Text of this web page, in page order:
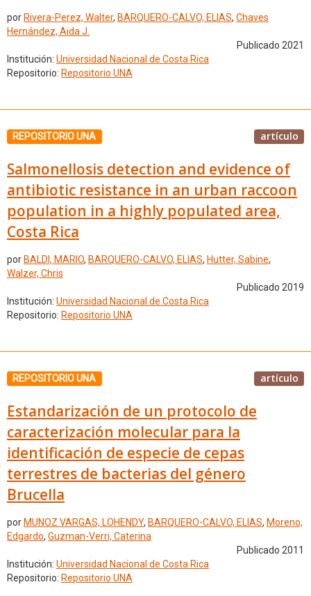
por Rivera-Perez, Walter, BARQUERO-CALVO, ELIAS, Chaves
Hernández, Aida J.
Publicado 2021
Institución: Universidad Nacional de Costa Rica
Repositorio: Repositorio UNA
REPOSITORIO UNA artículo
Salmonellosis detection and evidence of
antibiotic resistance in an urban raccoon
population in a highly populated area,
Costa Rica
por BALDI, MARIO, BARQUERO-CALVO, ELIAS, Hutter, Sabine,
Walzer, Chris
Publicado 2019
Institución: Universidad Nacional de Costa Rica
Repositorio: Repositorio UNA
REPOSITORIO UNA artículo
Estandarización de un protocolo de
caracterización molecular para la
identificación de especie de cepas
terrestres de bacterias del género
Brucella
por MUNOZ VARGAS, LOHENDY, BARQUERO-CALVO, ELIAS, Moreno,
Edgardo, Guzman-Verri, Caterina
Publicado 2011
Institución: Universidad Nacional de Costa Rica
Repositorio: Repositorio UNA